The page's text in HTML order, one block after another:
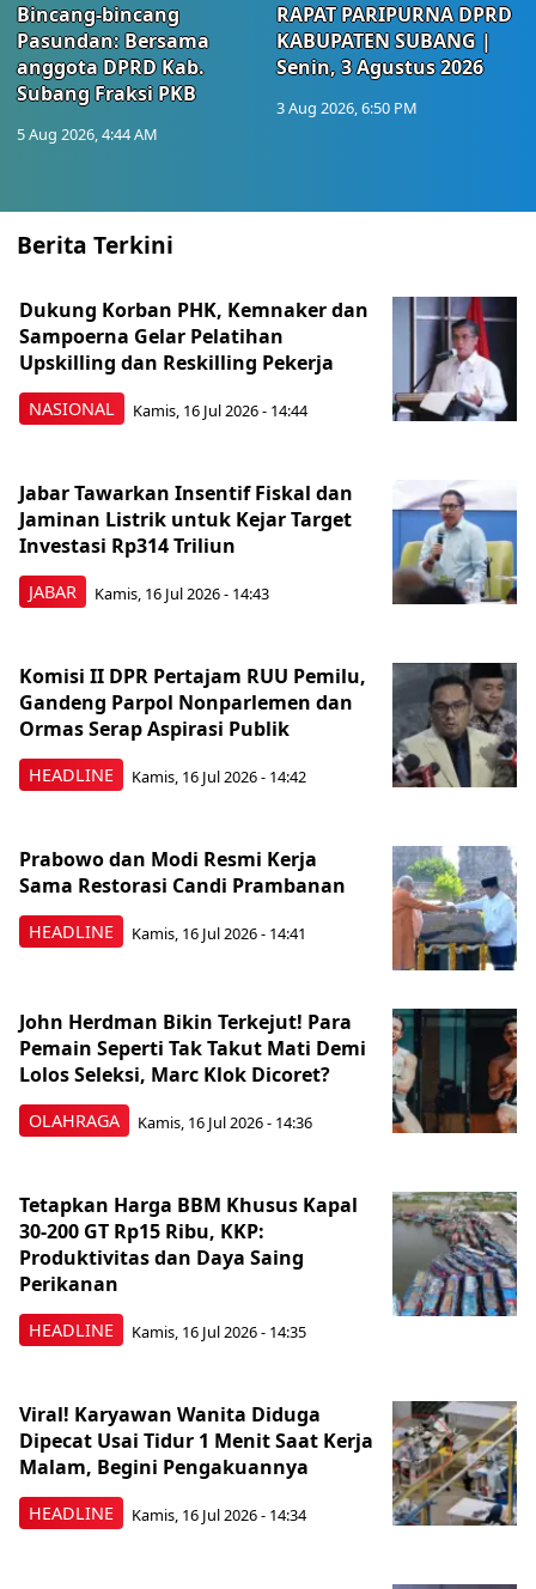
Bincang-bincang
Pasundan: Bersama
anggota DPRD Kab.
Subang Fraksi PKB
5 Aug 2026, 4:44 AM
RAPAT PARIPURNA DPRD
KABUPATEN SUBANG |
Senin, 3 Agustus 2026
3 Aug 2026, 6:50 PM
Berita Terkini
NASIONAL
Dukung Korban PHK, Kemnaker dan
Sampoerna Gelar Pelatihan
Upskilling dan Reskilling Pekerja
Kamis, 16 Jul 2026 - 14:44
JABAR
Jabar Tawarkan Insentif Fiskal dan
Jaminan Listrik untuk Kejar Target
Investasi Rp314 Triliun
Kamis, 16 Jul 2026 - 14:43
HEADLINE
Komisi II DPR Pertajam RUU Pemilu,
Gandeng Parpol Nonparlemen dan
Ormas Serap Aspirasi Publik
Kamis, 16 Jul 2026 - 14:42
HEADLINE
Prabowo dan Modi Resmi Kerja
Sama Restorasi Candi Prambanan
Kamis, 16 Jul 2026 - 14:41
OLAHRAGA
John Herdman Bikin Terkejut! Para
Pemain Seperti Tak Takut Mati Demi
Lolos Seleksi, Marc Klok Dicoret?
Kamis, 16 Jul 2026 - 14:36
HEADLINE
Tetapkan Harga BBM Khusus Kapal
30-200 GT Rp15 Ribu, KKP:
Produktivitas dan Daya Saing
Perikanan
Kamis, 16 Jul 2026 - 14:35
HEADLINE
Viral! Karyawan Wanita Diduga
Dipecat Usai Tidur 1 Menit Saat Kerja
Malam, Begini Pengakuannya
Kamis, 16 Jul 2026 - 14:34